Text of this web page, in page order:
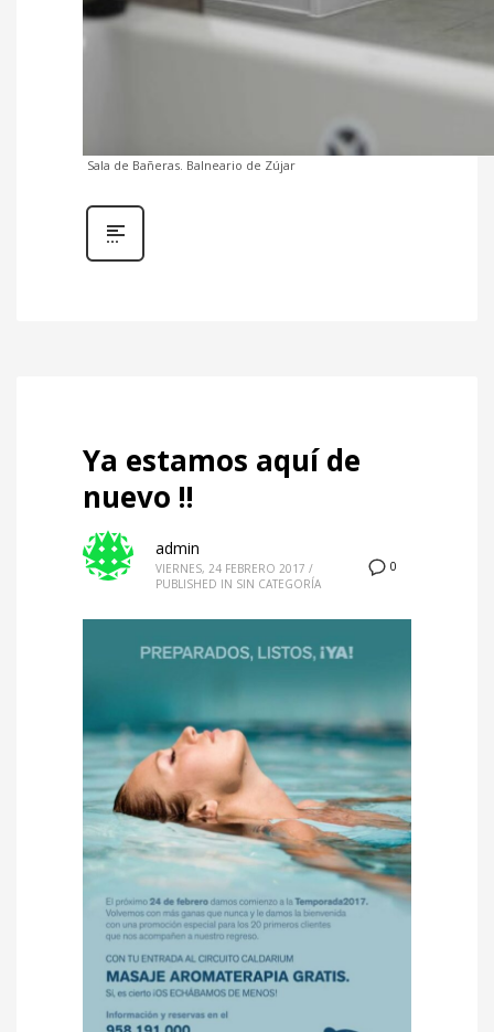
Sala de Bañeras. Balneario de Zújar
Ya estamos aquí de
nuevo !!
0
admin
VIERNES, 24 FEBRERO 2017 /
PUBLISHED IN SIN CATEGORÍA